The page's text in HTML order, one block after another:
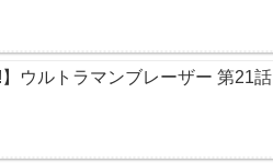
ウルトラマンブレーザー 第21話